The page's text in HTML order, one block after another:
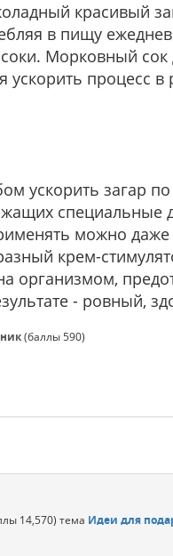
красивый
в пищу
Морковный сок
ускорить процесс
ускорить загар
специальные
можно
крем-
организмом,
- ровный,
(баллы590)
14,570) тема Идеи для